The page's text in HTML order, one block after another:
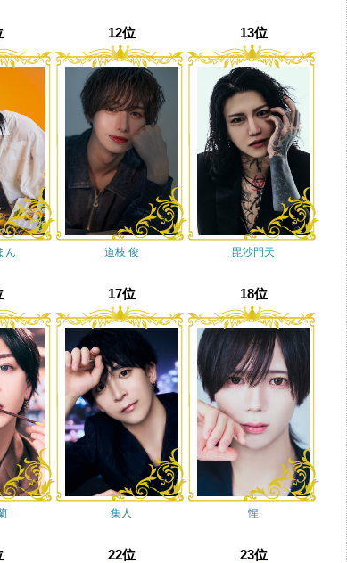
ん
12位
道枝 俊
13位
毘沙門天
17位
集人
18位
惺
22位 23位